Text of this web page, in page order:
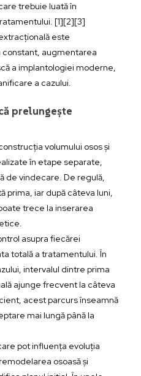
trebuie luată în
[1][2][3]
este
augmentarea
a implantologiei moderne,
a cazului.
prelungește
volumului osos și
în etape separate,
de vindecare. De regulă,
iar după câteva luni,
trece la inserarea
asupra fiecărei
totală a tratamentului. În
intervalul dintre prima
ajunge frecvent la câteva
acest parcurs înseamnă
mai lungă până la
pot influența evoluția
osoasă și